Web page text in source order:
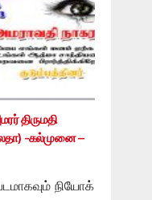
திருமதி
-கல்முனை –
நியோக்